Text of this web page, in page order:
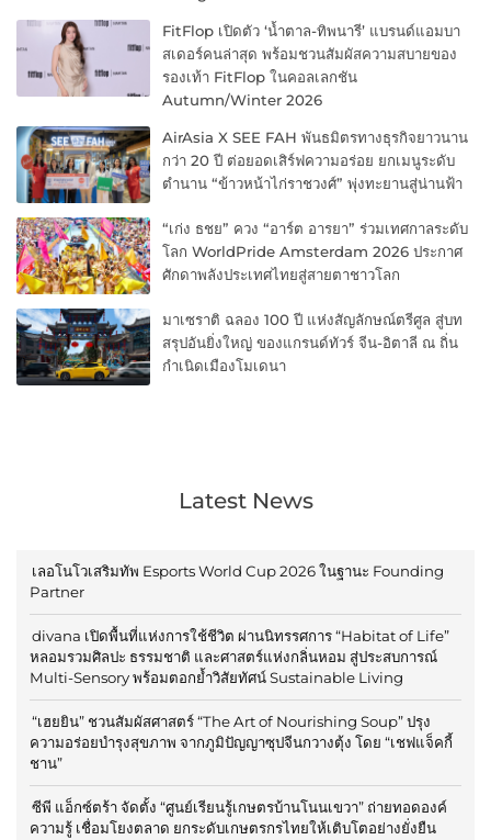
FitFlop เปิดตัว ‘น้ำตาล-ทิพนารี’ แบรนด์แอมบา
สเดอร์คนล่าสุด พร้อมชวนสัมผัสความสบายของ
รองเท้า FitFlop ในคอลเลกชัน
Autumn/Winter 2026
AirAsia X SEE FAH พันธมิตรทางธุรกิจยาวนาน
กว่า 20 ปี ต่อยอดเสิร์ฟความอร่อย ยกเมนูระดับ
ตำนาน “ข้าวหน้าไก่ราชวงศ์” พุ่งทะยานสู่น่านฟ้า
“เก่ง ธชย” ควง “อาร์ต อารยา” ร่วมเทศกาลระดับ
โลก WorldPride Amsterdam 2026 ประกาศ
ศักดาพลังประเทศไทยสู่สายตาชาวโลก
มาเซราติ ฉลอง 100 ปี แห่งสัญลักษณ์ตรีศูล สู่บท
สรุปอันยิ่งใหญ่ ของแกรนด์ทัวร์ จีน-อิตาลี ณ ถิ่น
กำเนิดเมืองโมเดนา
Latest News
เลอโนโวเสริมทัพ Esports World Cup 2026 ในฐานะ Founding
Partner
divana เปิดพื้นที่แห่งการใช้ชีวิต ผ่านนิทรรศการ “Habitat of Life”
หลอมรวมศิลปะ ธรรมชาติ และศาสตร์แห่งกลิ่นหอม สู่ประสบการณ์
Multi-Sensory พร้อมตอกย้ำวิสัยทัศน์ Sustainable Living
“เฮยยิน” ชวนสัมผัสศาสตร์ “The Art of Nourishing Soup” ปรุง
ความอร่อยบำรุงสุขภาพ จากภูมิปัญญาซุปจีนกวางตุ้ง โดย “เชฟแจ็คกี้
ชาน”
ซีพี แอ็กซ์ตร้า จัดตั้ง “ศูนย์เรียนรู้เกษตรบ้านโนนเขวา” ถ่ายทอดองค์
ความรู้ เชื่อมโยงตลาด ยกระดับเกษตรกรไทยให้เติบโตอย่างยั่งยืน